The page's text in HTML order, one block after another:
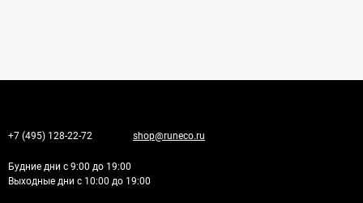
+7 (495) 128-22-72 shop@runeco.ru
Будние дни с 9:00 до 19:00
Выходные дни с 10:00 до 19:00